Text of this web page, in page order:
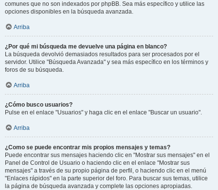
comunes que no son indexados por phpBB. Sea más específico y utilice las
opciones disponibles en la búsqueda avanzada.
Arriba
¿Por qué mi búsqueda me devuelve una página en blanco?
La búsqueda devolvió demasiados resultados para ser procesados por el
servidor. Utilice "Búsqueda Avanzada" y sea más específico en los términos y
foros de su búsqueda.
Arriba
¿Cómo busco usuarios?
Pulse en el enlace "Usuarios" y haga clic en el enlace "Buscar un usuario".
Arriba
¿Como se puede encontrar mis propios mensajes y temas?
Puede encontrar sus mensajes haciendo clic en "Mostrar sus mensajes" en el
Panel de Control de Usuario o haciendo clic en el enlace "Mostrar sus
mensajes" a través de su propio página de perfil, o haciendo clic en el menú
"Enlaces rápidos" en la parte superior del foro. Para buscar sus temas, utilice
la página de búsqueda avanzada y complete las opciones apropiadas.